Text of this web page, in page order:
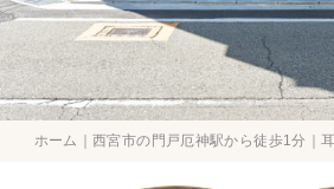
ホーム｜西宮市の門戸厄神駅から徒歩1分｜